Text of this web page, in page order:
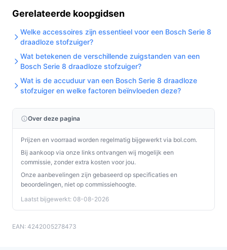
Gerelateerde koopgidsen
Welke accessoires zijn essentieel voor een Bosch Serie 8
draadloze stofzuiger?
Wat betekenen de verschillende zuigstanden van een
Bosch Serie 8 draadloze stofzuiger?
Wat is de accuduur van een Bosch Serie 8 draadloze
stofzuiger en welke factoren beïnvloeden deze?
Over deze pagina
Prijzen en voorraad worden regelmatig bijgewerkt via bol.com.
Bij aankoop via onze links ontvangen wij mogelijk een
commissie, zonder extra kosten voor jou.
Onze aanbevelingen zijn gebaseerd op specificaties en
beoordelingen, niet op commissiehoogte.
Laatst bijgewerkt: 08-08-2026
EAN: 4242005278473